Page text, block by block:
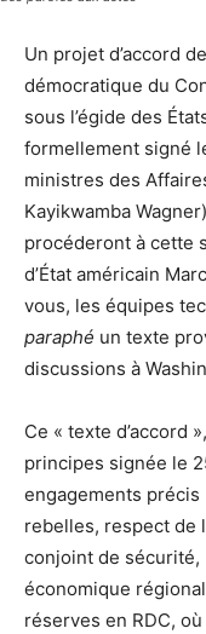
Un projet d’accord
démocratique du
sous l’égide des
formellement signé
ministres des
Kayikwamba
procéderont à cette
d’État américain
vous, les équipes
paraphé un texte
discussions à
Ce « texte d’accord
principes signée le
engagements
rebelles, respect de
conjoint de
économique
réserves en RDC,